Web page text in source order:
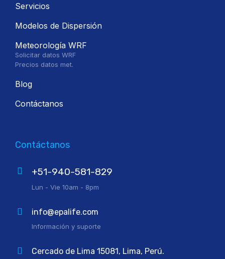
Servicios
Modelos de Dispersión
Meteorología WRF
Solicitar datos WRF
Precios datos met.
Blog
Contáctanos
Contáctanos
+51-940-581-829
Lun - Vie 10am - 8pm
info@epalife.com
Información y suporte
Cercado de Lima 15081, Lima, Perú.